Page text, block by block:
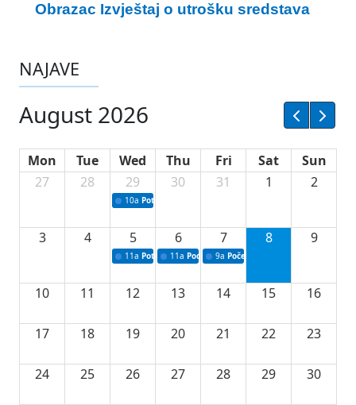
Obrazac Izvještaj o utrošku sredstava
NAJAVE
August 2026
Mon Tue Wed Thu Fri Sat
Sun
27
28 29
10a Potpisivanje ugovora sa neprofitnim
30 31 1 2
3 4 5
11a Potpisivanje ugovora o stipendijama za
6
11a Podrška razvoju vodne infrastrukture u
7
9a Početak izgradnje nove
8 9
10 11 12 13 14 15 16
17 18 19 20 21 22 23
24 25 26 27 28 29 30